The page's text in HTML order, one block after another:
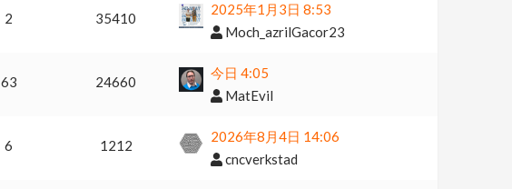
2 35410
2025年1月3日 8:53
Moch_azrilGacor23
63 24660
今日 4:05
MatEvil
6 1212
2026年8月4日 14:06
cncverkstad